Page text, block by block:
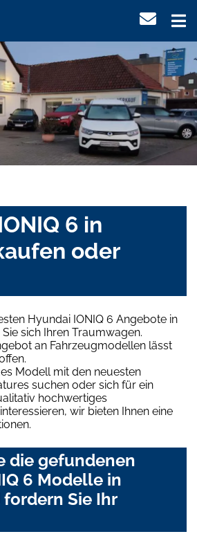
6 in
oder
Hyundai IONIQ 6 Angebote in
sich Ihren Traumwagen.
an Fahrzeugmodellen lässt
Modell mit den neuesten
suchen oder sich für ein
hochwertiges
wir bieten Ihnen eine
die gefundenen
6 Modelle in
Sie Ihr